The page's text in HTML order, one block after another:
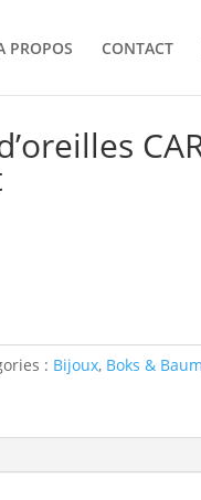
PROPOS CONTACT
: Bijoux, Boks & Baum